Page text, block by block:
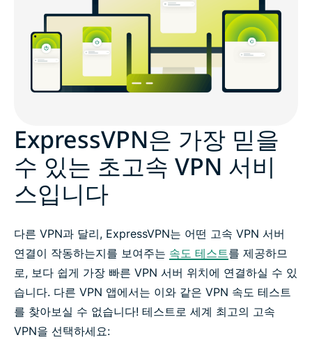
속도를 늦추지 않는 VPN
고속 VPN 프로토콜
고속 VPN 설치 3단계
동영상 버퍼링과 작별하세요
가장 빠른 VPN을 위험 부담 없이 이용해보세요
ExpressVPN은 가장 믿을
수 있는 초고속 VPN 서비
스입니다
다른 VPN과 달리, ExpressVPN는 어떤 고속 VPN 서버
연결이 작동하는지를 보여주는 속도 테스트를 제공하므
로, 보다 쉽게 가장 빠른 VPN 서버 위치에 연결하실 수 있
습니다. 다른 VPN 앱에서는 이와 같은 VPN 속도 테스트
를 찾아보실 수 없습니다! 테스트로 세계 최고의 고속
VPN을 선택하세요: